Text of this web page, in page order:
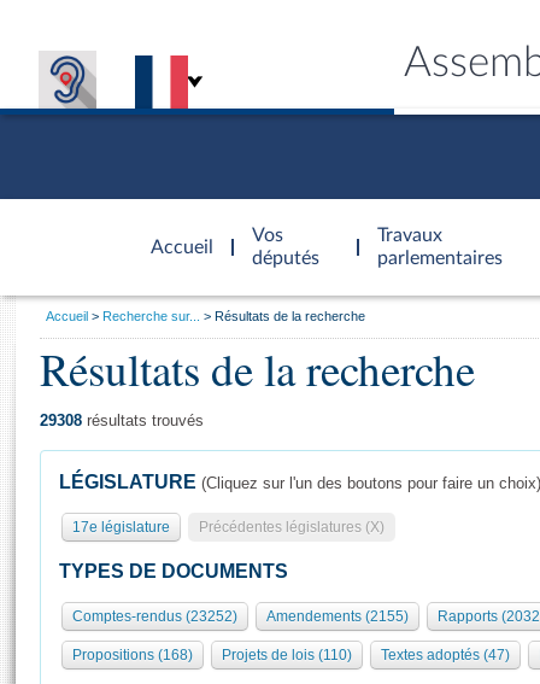
Accueil
d'accueil
Vos
députés
Travaux
parlementaires
Présidence
577 députés
Groupes politiques
Séance publique
Commissions et autres organes
Europe et International
Général
Rôle et pouvoirs de l'Assemblée
Organisation de l'Assemblée
Présidence Conférence des Présidents Bureau Collège des
Visiter l'Assemblée
Visite virtuelle du palais Bourbon
Assister à une séance
Vous
Accueil Recherche sur... Résultats de la recherche
Résultats de la recherche
29308 résultats trouvés
LÉGISLATURE (Cliquez sur l'un des boutons pour faire un choix)
17e législature Précédentes législatures (X)
TYPES DE DOCUMENTS
Comptes-rendus (23252) Amendements (2155) Rapports
Propositions (168) Projets de lois (110) Textes adoptés (47)